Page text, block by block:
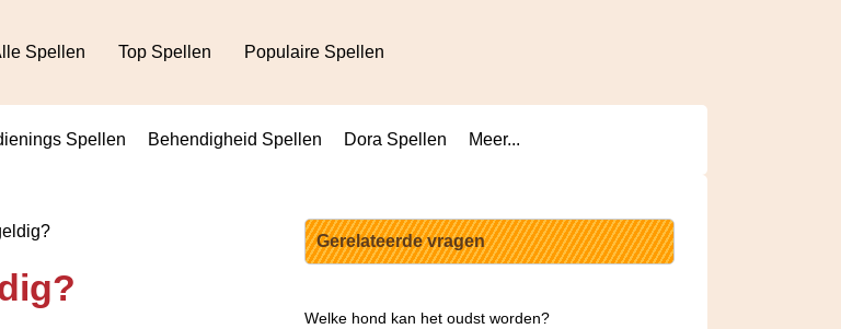
Spellen Top Spellen Populaire Spellen
Spellen Behendigheid Spellen Dora Spellen Meer...
Gerelateerde vragen
Welke hond kan het oudst worden?